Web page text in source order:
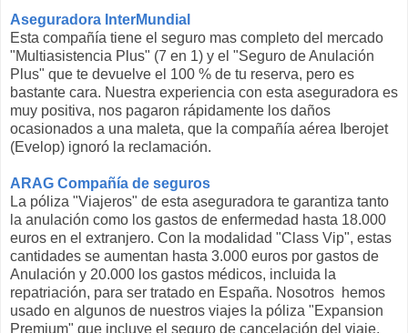
Aseguradora InterMundial
Esta compañía tiene el seguro mas completo del mercado
"Multiasistencia Plus" (7 en 1) y el "Seguro de Anulación
Plus" que te devuelve el 100 % de tu reserva, pero es
bastante cara. Nuestra experiencia con esta aseguradora es
muy positiva, nos pagaron rápidamente los daños
ocasionados a una maleta, que la compañía aérea Iberojet
(Evelop) ignoró la reclamación.
ARAG Compañía de seguros
La póliza "Viajeros" de esta aseguradora te garantiza tanto
la anulación como los gastos de enfermedad hasta 18.000
euros en el extranjero. Con la modalidad "Class Vip", estas
cantidades se aumentan hasta 3.000 euros por gastos de
Anulación y 20.000 los gastos médicos, incluida la
repatriación, para ser tratado en España. Nosotros hemos
usado en algunos de nuestros viajes la póliza "Expansion
Premium" que incluye el seguro de cancelación del viaje.